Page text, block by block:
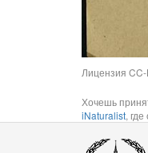
Лицензия
Хочешь
iNaturalist,